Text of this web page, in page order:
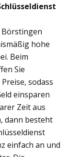
Börstingen
hohe
Beim
Sie
sodass
einsparen
Zeit aus
dann besteht
einfach an und